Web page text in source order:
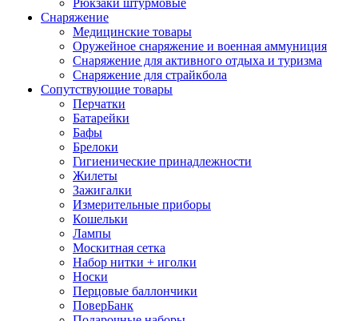
Рюкзаки штурмовые
Снаряжение
Медицинские товары
Оружейное снаряжение и военная аммуниция
Снаряжение для активного отдыха и туризма
Снаряжение для страйкбола
Сопутствующие товары
Перчатки
Батарейки
Бафы
Брелоки
Гигиенические принадлежности
Жилеты
Зажигалки
Измерительные приборы
Кошельки
Лампы
Москитная сетка
Набор нитки + иголки
Носки
Перцовые баллончики
ПоверБанк